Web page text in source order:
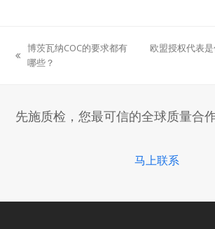
previous
博茨瓦纳COC的要求都有
哪些？
欧盟授权代表
先施质检，您最可信的全球质量合
马上联系